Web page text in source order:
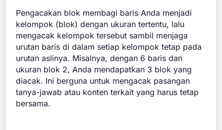
Pengacakan blok membagi baris Anda menjadi
kelompok (blok) dengan ukuran tertentu, lalu
mengacak kelompok tersebut sambil menjaga
urutan baris di dalam setiap kelompok tetap pada
urutan aslinya. Misalnya, dengan 6 baris dan
ukuran blok 2, Anda mendapatkan 3 blok yang
diacak. Ini berguna untuk mengacak pasangan
tanya-jawab atau konten terkait yang harus tetap
bersama.